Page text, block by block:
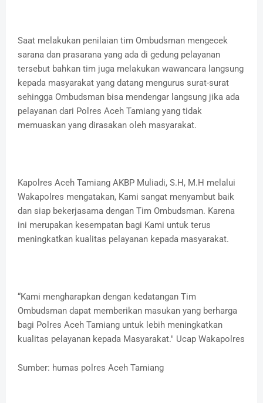
Saat melakukan penilaian tim Ombudsman mengecek
sarana dan prasarana yang ada di gedung pelayanan
tersebut bahkan tim juga melakukan wawancara langsung
kepada masyarakat yang datang mengurus surat-surat
sehingga Ombudsman bisa mendengar langsung jika ada
pelayanan dari Polres Aceh Tamiang yang tidak
memuaskan yang dirasakan oleh masyarakat.
Kapolres Aceh Tamiang AKBP Muliadi, S.H, M.H melalui
Wakapolres mengatakan, Kami sangat menyambut baik
dan siap bekerjasama dengan Tim Ombudsman. Karena
ini merupakan kesempatan bagi Kami untuk terus
meningkatkan kualitas pelayanan kepada masyarakat.
“Kami mengharapkan dengan kedatangan Tim
Ombudsman dapat memberikan masukan yang berharga
bagi Polres Aceh Tamiang untuk lebih meningkatkan
kualitas pelayanan kepada Masyarakat." Ucap Wakapolres
Sumber: humas polres Aceh Tamiang